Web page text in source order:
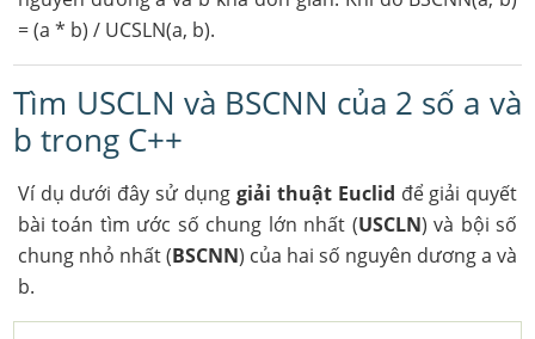
= (a * b) / UCSLN(a, b).
Tìm USCLN và BSCNN của 2 số a và
b trong C++
Ví dụ dưới đây sử dụng giải thuật Euclid để giải quyết
bài toán tìm ước số chung lớn nhất (USCLN) và bội số
chung nhỏ nhất (BSCNN) của hai số nguyên dương a và
b.